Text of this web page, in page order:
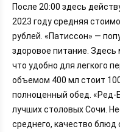
После 20:00 здесь
2023 году средняя
рублей. «Патиссон» —
здоровое питание. Здесь
что удобно для легкого
объемом 400 мл стоит
полноценный обед. «Ред-
лучших столовых Сочи.
среднего, качество